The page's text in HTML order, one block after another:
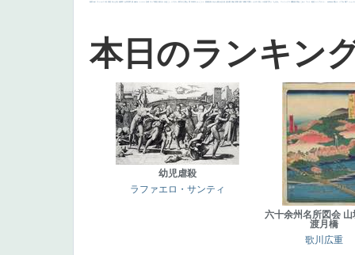
画質 last ヴィーナス 剣 白人少女 食事中 山本芳翠 麦 alciato ハーレム 女神 ローマ教皇 奥行き 火起こし シスター 東方の三博士 114514 かっこいい 受胎告知 天から覗き込む顔 設計図 挿絵 群衆 親子 裸婦 可愛い ピサロ ＃名画で学ぶ「たるみ」 ニーソックス 躍動感 黄色 こわい コート 畦道 レンブラント・ sekkusu 暖かい バブみ 靴下 ショッ
本日のランキン
幼児虐殺
ラファエロ・サンティ
六十余州名所図会 山
渡月橋
歌川広重